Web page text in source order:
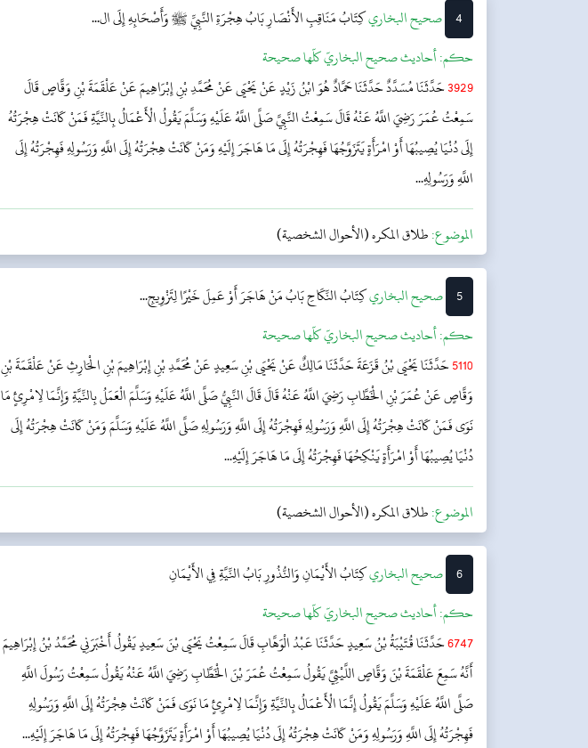
4 ‌‌صحيح البخاريکِتَابُ مَنَاقِبِ الأَنْصَارِبَابُ هِجْرَةِ النَّبِيِّ ﷺ وَأَصْحَابِهِ إِلَى ال...
حکم:أحاديث صحيح البخاريّ كلّها صحيحة
3929حَدَّثَنَا مُسَدَّدٌ حَدَّثَنَا حَمَّادٌ هُوَ ابْنُ زَيْدٍ عَنْ يَحْيَى عَنْ مُحَمَّدِ بْنِ إِبْرَاهِيمَ عَنْ عَلْقَمَةَ بْنِ وَقَّاصٍ قَالَ
سَمِعْتُ عُمَرَ رَضِيَ اللَّهُ عَنْهُ قَالَ سَمِعْتُ النَّبِيَّ صَلَّى اللَّهُ عَلَيْهِ وَسَلَّمَ يَقُولُ الْأَعْمَالُ بِالنِّيَّةِ فَمَنْ كَانَتْ هِجْرَتُهُ
إِلَى دُنْيَا يُصِيبُهَا أَوْ امْرَأَةٍ يَتَزَوَّجُهَا فَهِجْرَتُهُ إِلَى مَا هَاجَرَ إِلَيْهِ وَمَنْ كَانَتْ هِجْرَتُهُ إِلَى اللَّهِ وَرَسُولِهِ فَهِجْرَتُهُ إِلَى
اللَّهِ وَرَسُولِهِ...
الموضوع:طلاق المكره (الأحوال الشخصية)
5 ‌‌صحيح البخاريكِتَابُ النِّكَاحِبَابُ مَنْ هَاجَرَ أَوْ عَمِلَ خَيْرًا لِتَزْوِيجِ...
حکم:أحاديث صحيح البخاريّ كلّها صحيحة
5110حَدَّثَنَا يَحْيَى بْنُ قَزَعَةَ حَدَّثَنَا مَالِكٌ عَنْ يَحْيَى بْنِ سَعِيدٍ عَنْ مُحَمَّدِ بْنِ إِبْرَاهِيمَ بْنِ الْحَارِثِ عَنْ عَلْقَمَةَ بْنِ
وَقَّاصٍ عَنْ عُمَرَ بْنِ الْخَطَّابِ رَضِيَ اللَّهُ عَنْهُ قَالَ قَالَ النَّبِيُّ صَلَّى اللَّهُ عَلَيْهِ وَسَلَّمَ الْعَمَلُ بِالنِّيَّةِ وَإِنَّمَا لِامْرِئٍ مَا
نَوَى فَمَنْ كَانَتْ هِجْرَتُهُ إِلَى اللَّهِ وَرَسُولِهِ فَهِجْرَتُهُ إِلَى اللَّهِ وَرَسُولِهِ صَلَّى اللَّهُ عَلَيْهِ وَسَلَّمَ وَمَنْ كَانَتْ هِجْرَتُهُ إِلَى
دُنْيَا يُصِيبُهَا أَوْ امْرَأَةٍ يَنْكِحُهَا فَهِجْرَتُهُ إِلَى مَا هَاجَرَ إِلَيْهِ...
الموضوع:طلاق المكره (الأحوال الشخصية)
6 ‌‌صحيح البخاريكِتَابُ الأَيْمَانِ وَالنُّذُورِبَابُ النِّيَّةِ فِي الأَيْمَانِ
حکم:أحاديث صحيح البخاريّ كلّها صحيحة
6747حَدَّثَنَا قُتَيْبَةُ بْنُ سَعِيدٍ حَدَّثَنَا عَبْدُ الْوَهَّابِ قَالَ سَمِعْتُ يَحْيَى بْنَ سَعِيدٍ يَقُولُ أَخْبَرَنِي مُحَمَّدُ بْنُ إِبْرَاهِيمَ
أَنَّهُ سَمِعَ عَلْقَمَةَ بْنَ وَقَّاصٍ اللَّيْثِيَّ يَقُولُ سَمِعْتُ عُمَرَ بْنَ الْخَطَّابِ رَضِيَ اللَّهُ عَنْهُ يَقُولُ سَمِعْتُ رَسُولَ اللَّهِ
صَلَّى اللَّهُ عَلَيْهِ وَسَلَّمَ يَقُولُ إِنَّمَا الْأَعْمَالُ بِالنِّيَّةِ وَإِنَّمَا لِامْرِئٍ مَا نَوَى فَمَنْ كَانَتْ هِجْرَتُهُ إِلَى اللَّهِ وَرَسُولِهِ
فَهِجْرَتُهُ إِلَى اللَّهِ وَرَسُولِهِ وَمَنْ كَانَتْ هِجْرَتُهُ إِلَى دُنْيَا يُصِيبُهَا أَوْ امْرَأَةٍ يَتَزَوَّجُهَا فَهِجْرَتُهُ إِلَى مَا هَاجَرَ إِلَيْهِ...